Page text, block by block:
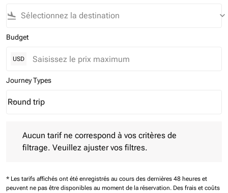
flight_land keyboard_arrow_down
Budget
USD
Journey Types
Journey Types option Round trip Selected
Round trip
keyboard_arrow_down
Aucun tarif ne correspond à vos critères de
filtrage. Veuillez ajuster vos filtres.
* Les tarifs affichés ont été enregistrés au cours des dernières 48 heures et
peuvent ne pas être disponibles au moment de la réservation. Des frais et coûts